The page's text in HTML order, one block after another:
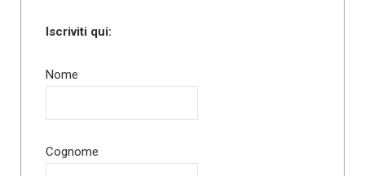
Iscriviti qui:
Nome
Cognome